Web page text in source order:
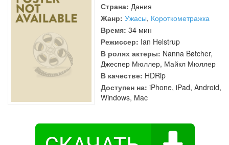
Страна: Дания
Жанр: Ужасы, Короткометражка
Время: 34 мин
Режиссер: Ian Helstrup
В ролях актеры: Nanna Bøtcher,
Джеспер Мюллер, Майкл Мюллер
В качестве: HDRip
Доступен на: iPhone, iPad, Android,
Windows, Mac